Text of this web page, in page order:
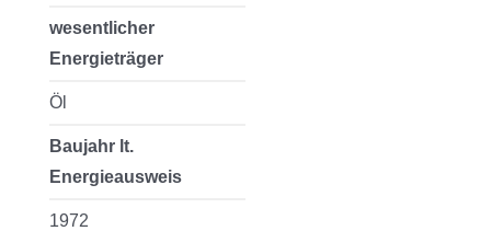
wesentlicher
Energieträger
Öl
Baujahr lt.
Energieausweis
1972